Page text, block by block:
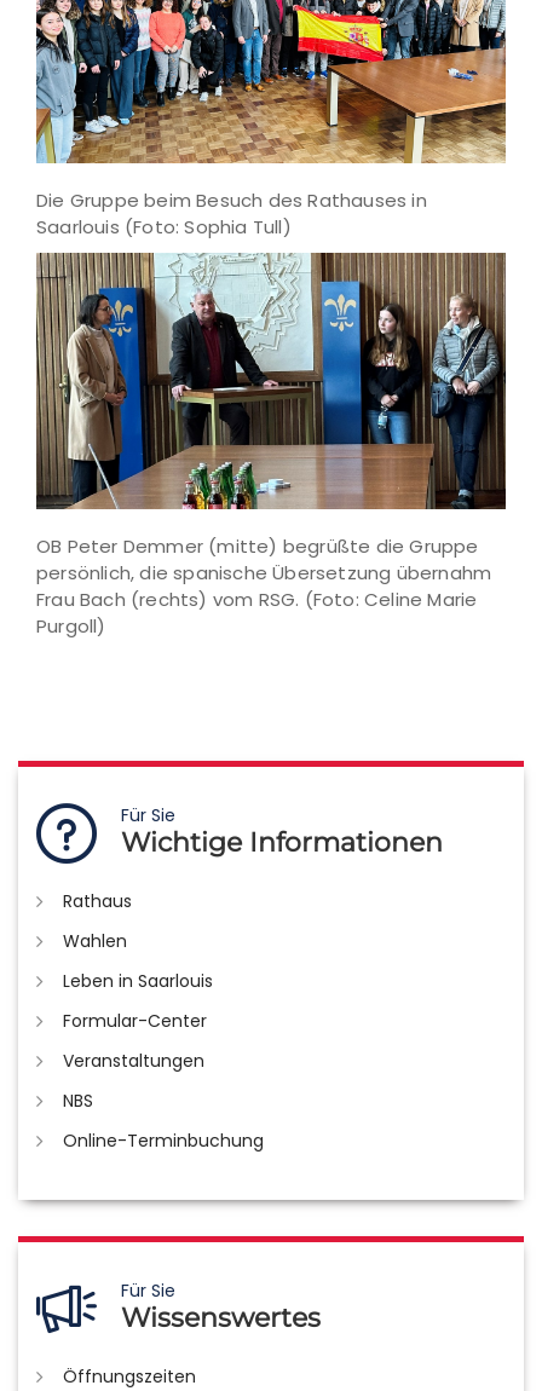
Die Gruppe beim Besuch des Rathauses in
Saarlouis (Foto: Sophia Tull)
OB Peter Demmer (mitte) begrüßte die Gruppe
persönlich, die spanische Übersetzung übernahm
Frau Bach (rechts) vom RSG. (Foto: Celine Marie
Purgoll)
Für Sie
Wichtige Informationen
Rathaus
Wahlen
Leben in Saarlouis
Formular-Center
Veranstaltungen
NBS
Online-Terminbuchung
Für Sie
Wissenswertes
Öffnungszeiten